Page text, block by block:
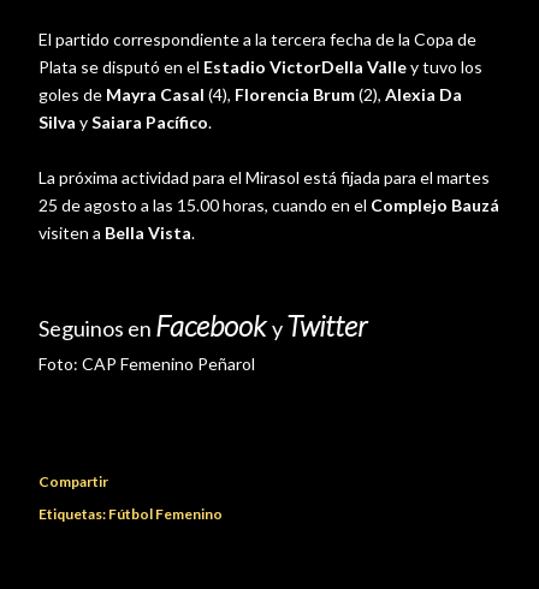
El partido correspondiente a la tercera fecha de la Copa de
Plata se disputó en el Estadio VictorDella Valley tuvo los
goles de Mayra Casal (4), Florencia Brum(2), Alexia Da
Silva ySaiara Pacífico.
La próxima actividad para el Mirasol está fijada para el martes
25 de agosto a las 15.00 horas, cuando en el Complejo Bauzá
visiten a Bella Vista.
Seguinos en FacebookyTwitter
Foto: CAP Femenino Peñarol
Compartir
Etiquetas: Fútbol Femenino